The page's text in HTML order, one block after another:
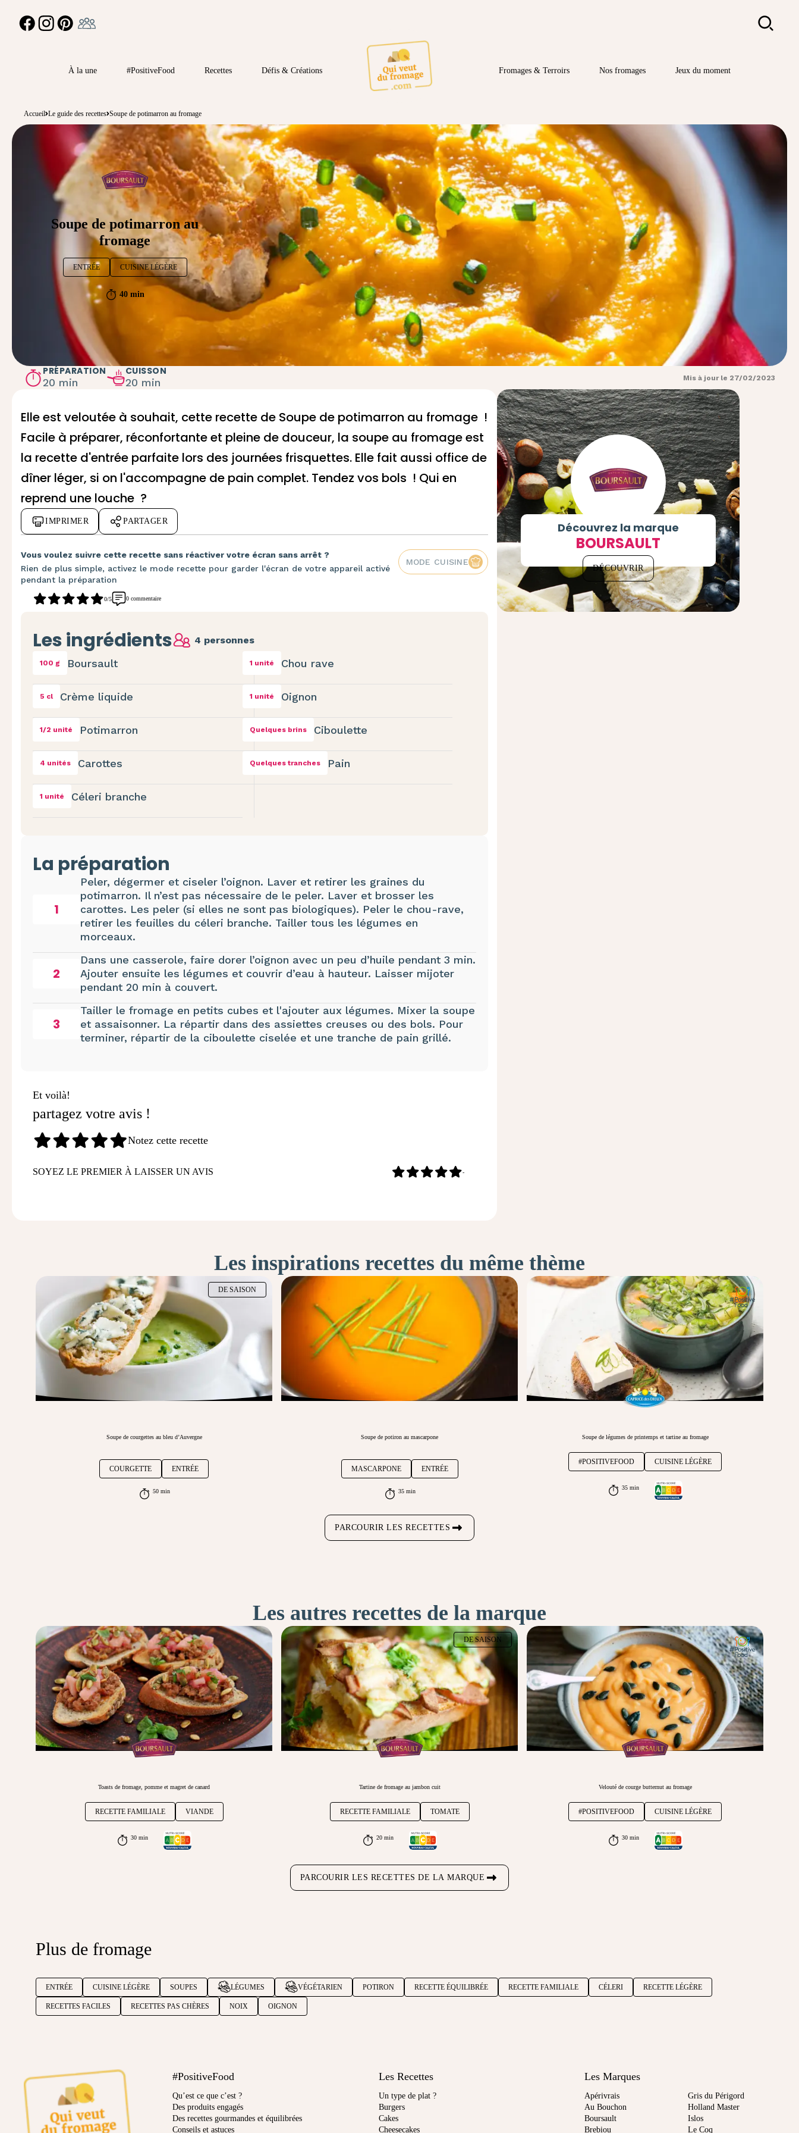
FACEBOOKINSTAGRAMPINTEREST Rechercher
À la une #PositiveFood Recettes Défis & Créations Fromages & Terroirs Nos fromages Jeux du moment
Accueil Le guide des recettes Soupe de potimarron au fromage
Soupe de potimarron au
fromage
ENTRÉE CUISINE LÉGÈRE
40 min
PRÉPARATION
20 min
CUISSON
20 min Mis à jour le 27/02/2023
Elle est veloutée à souhait, cette recette de Soupe de potimarron au fromage !
Facile à préparer, réconfortante et pleine de douceur, la soupe au fromage est
la recette d'entrée parfaite lors des journées frisquettes. Elle fait aussi office de
dîner léger, si on l'accompagne de pain complet. Tendez vos bols ! Qui en
reprend une louche ?
IMPRIMER PARTAGER
Vous voulez suivre cette recette sans réactiver votre écran sans arrêt ?
Rien de plus simple, activez le mode recette pour garder l'écran de votre appareil activé
pendant la préparation
MODE CUISINE
0/5 0 commentaire
Les ingrédients 4 personnes
100 g Boursault
5 cl Crème liquide
1/2 unité Potimarron
4 unités Carottes
1 unité Céleri branche
1 unité Chou rave
1 unité Oignon
Quelques brins Ciboulette
Quelques tranches Pain
La préparation
1
Peler, dégermer et ciseler l’oignon. Laver et retirer les graines du
potimarron. Il n’est pas nécessaire de le peler. Laver et brosser les
carottes. Les peler (si elles ne sont pas biologiques). Peler le chou-rave,
retirer les feuilles du céleri branche. Tailler tous les légumes en
morceaux.
2
Dans une casserole, faire dorer l’oignon avec un peu d’huile pendant 3 min.
Ajouter ensuite les légumes et couvrir d’eau à hauteur. Laisser mijoter
pendant 20 min à couvert.
3
Tailler le fromage en petits cubes et l'ajouter aux légumes. Mixer la soupe
et assaisonner. La répartir dans des assiettes creuses ou des bols. Pour
terminer, répartir de la ciboulette ciselée et une tranche de pain grillé.
Et voilà!
partagez votre avis !
Notez cette recette
SOYEZ LE PREMIER À LAISSER UN AVIS -
Découvrez la marque
BOURSAULT
DÉCOUVRIR
Les inspirations recettes du même thème
DE SAISON
Soupe de courgettes au bleu d’Auvergne
COURGETTE ENTRÉE
50 min
Soupe de potiron au mascarpone
MASCARPONE ENTRÉE
35 min
Soupe de légumes de printemps et tartine au fromage
#POSITIVEFOOD CUISINE LÉGÈRE
35 min
PARCOURIR LES RECETTES
Les autres recettes de la marque
Toasts de fromage, pomme et magret de canard
RECETTE FAMILIALE VIANDE
30 min
DE SAISON
Tartine de fromage au jambon cuit
RECETTE FAMILIALE TOMATE
20 min
Velouté de courge butternut au fromage
#POSITIVEFOOD CUISINE LÉGÈRE
30 min
PARCOURIR LES RECETTES DE LA MARQUE
Plus de fromage
ENTRÉE CUISINE LÉGÈRE SOUPES LÉGUMES VÉGÉTARIEN POTIRON RECETTE ÉQUILIBRÉE RECETTE FAMILIALE CÉLERI RECETTE LÉGÈRE
RECETTES FACILES RECETTES PAS CHÈRES NOIX OIGNON
#PositiveFood
Qu’est ce que c’est ?
Des produits engagés
Des recettes gourmandes et équilibrées
Conseils et astuces
Les Recettes
Un type de plat ?
Burgers
Cakes
Cheesecakes
Les Marques
Apérivrais
Au Bouchon
Boursault
Brebiou
Gris du Périgord
Holland Master
Islos
Le Coq